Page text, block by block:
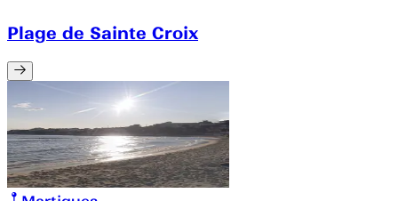
Plage de Sainte Croix